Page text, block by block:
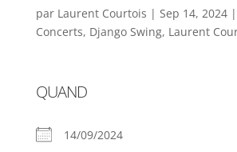
par Laurent Courtois | Sep 14, 2024|
Concerts, Django Swing, Laurent
QUAND
14/09/2024